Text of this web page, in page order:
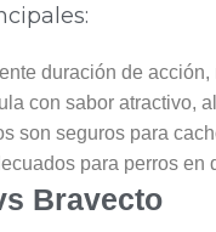
duración de
con sabor atractivo,
son seguros para
para perros en
Bravecto